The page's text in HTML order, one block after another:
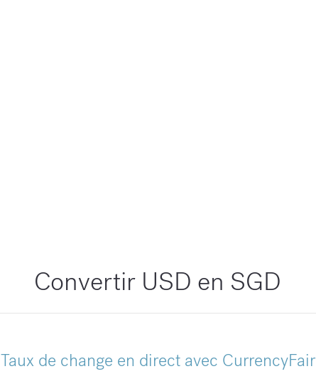
Convertir USD en SGD
Taux de change en direct avec CurrencyFair